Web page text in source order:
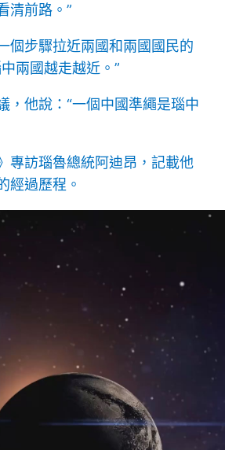
清前路。”
個步驟拉近兩國和兩國國民的
兩國越走越近。”
，他說：“一個中國準繩是瑙中
專訪瑙魯總統阿迪昂，記載他
經過歷程。